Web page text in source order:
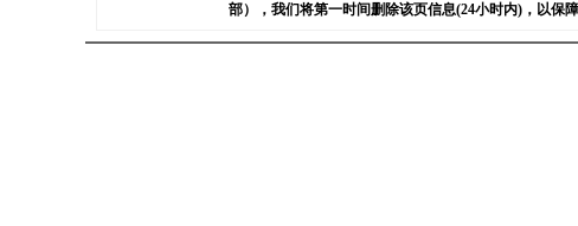
部），我们将第一时间删除该页信息(24小时内)，以保